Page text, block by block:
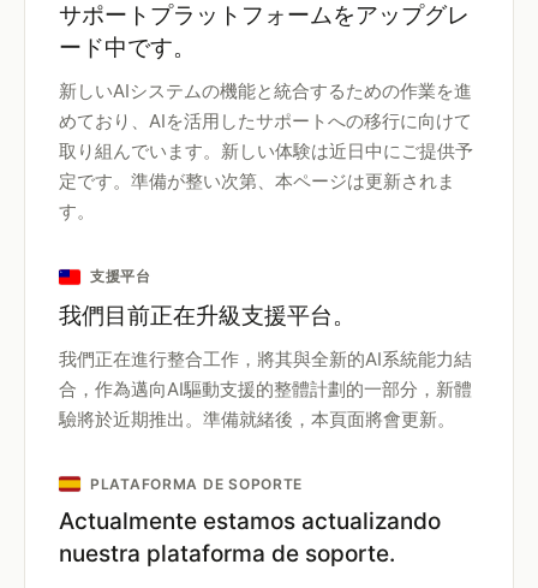
サポートプラットフォームをアップグレ
ード中です。
新しいAIシステムの機能と統合するための作業を進
めており、AIを活用したサポートへの移行に向けて
取り組んでいます。新しい体験は近日中にご提供予
定です。準備が整い次第、本ページは更新されま
す。
支援平台
我們目前正在升級支援平台。
我們正在進行整合工作，將其與全新的AI系統能力結
合，作為邁向AI驅動支援的整體計劃的一部分，新體
驗將於近期推出。準備就緒後，本頁面將會更新。
PLATAFORMA DE SOPORTE
Actualmente estamos actualizando
nuestra plataforma de soporte.